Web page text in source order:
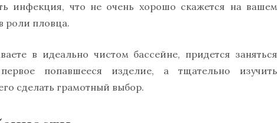
инфекция, что не очень хорошо скажется на вашем
роли пловца.
в идеально чистом бассейне, придется заняться
попавшееся изделие, а тщательно изучить
сделать грамотный выбор.